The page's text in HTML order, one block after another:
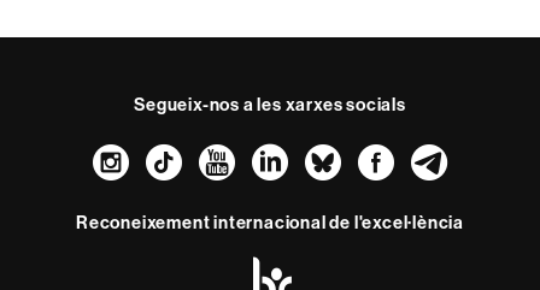
Segueix-nos a les xarxes socials
Instagram
TikTokYouTube
LinkedIn
Bluesky
Reconeixement internacional de l'excel·lència